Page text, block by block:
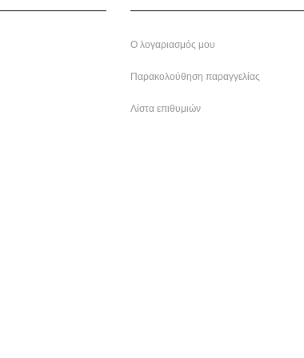
Ο λογαριασμός μου
Παρακολούθηση παραγγελίας
Λίστα επιθυμιών